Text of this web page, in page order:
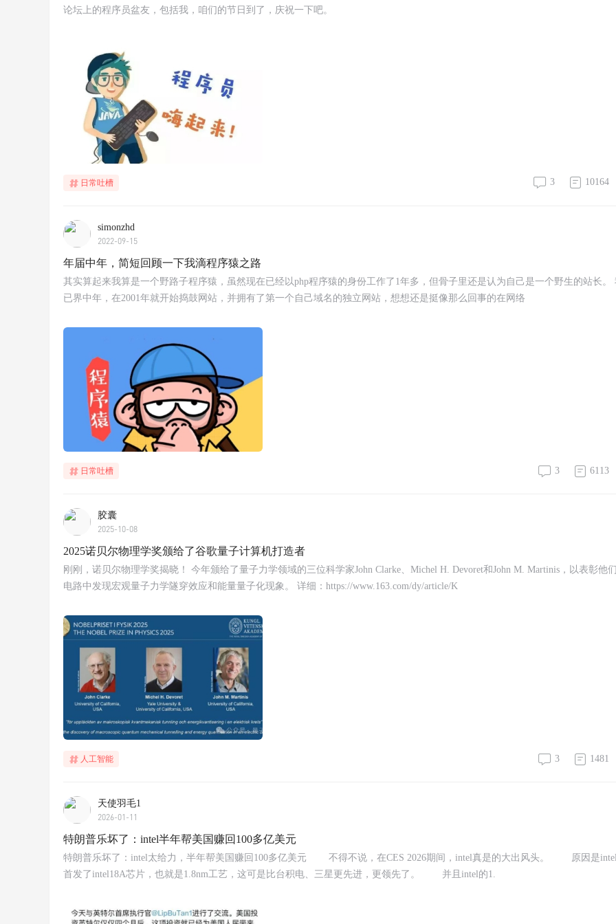
论坛上的程序员盆友，包括我，咱们的节日到了，庆祝一下吧。
日常吐槽 3 10164
simonzhd
2022-09-15
年届中年，简短回顾一下我滴程序猿之路
其实算起来我算是一个野路子程序猿，虽然现在已经以php程序猿的身份工作了1年多，但骨子里还是认为自己是一个野生的站长。
已界中年，在2001年就开始捣鼓网站，并拥有了第一个自己域名的独立网站，想想还是挺像那么回事的在网络
日常吐槽 3 6113
胶囊
2025-10-08
2025诺贝尔物理学奖颁给了谷歌量子计算机打造者
刚刚，诺贝尔物理学奖揭晓！ 今年颁给了量子力学领域的三位科学家John Clarke、Michel H. Devoret和John M. Martinis，以表彰他
电路中发现宏观量子力学隧穿效应和能量量子化现象。 详细：https://www.163.com/dy/article/K
人工智能 3 1481
天使羽毛1
2026-01-11
特朗普乐坏了：intel半年帮美国赚回100多亿美元
特朗普乐坏了：intel太给力，半年帮美国赚回100多亿美元 不得不说，在CES 2026期间，intel真是的大出风头。 原因是
首发了intel18A芯片，也就是1.8nm工艺，这可是比台积电、三星更先进，更领先了。 并且intel的1.